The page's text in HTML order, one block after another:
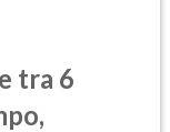
tra 6